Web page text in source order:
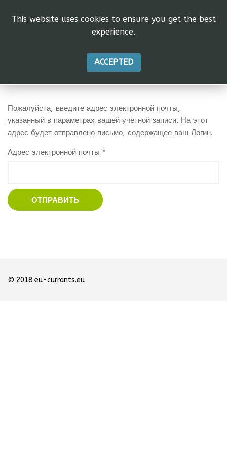
Пожалуйста, введите адрес электронной почты,
указанный в параметрах вашей учётной записи. На этот
адрес будет отправлено письмо, содержащее ваш Логин.
Адрес электронной почты *
ОТПРАВИТЬ
© 2018 eu-currants.eu
This website uses cookies to ensure you get the best
experience.
ACCEPTED